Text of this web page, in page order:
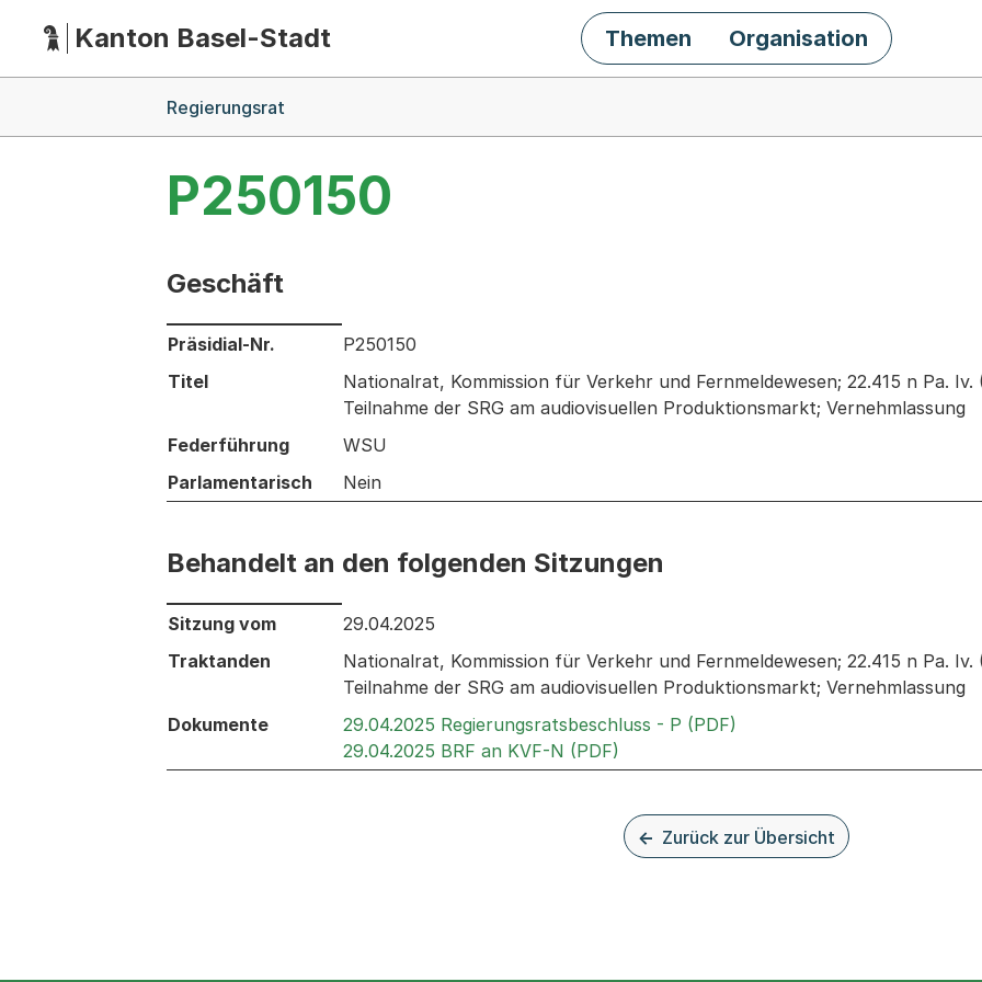
HauptnavigationKanton Basel-Stadt Themen Organisation
Regierungsrat
P250150
Geschäft
Informationen zum Ausgewählten Geschäft
Präsidial-Nr.
P250150
Titel
Nationalrat, Kommission für Verkehr und Fernmeldewesen; 22.415 n Pa.
Teilnahme der SRG am audiovisuellen Produktionsmarkt; Vernehmlassung
Federführung
WSU
Parlamentarisch
Nein
Behandelt an den folgenden Sitzungen
Behandelt an den folgenden Sitzungen: Informationen zu den Sitzungen zum Geschäft
Sitzung vom
29.04.2025
Traktanden
Nationalrat, Kommission für Verkehr und Fernmeldewesen; 22.415 n Pa.
Teilnahme der SRG am audiovisuellen Produktionsmarkt; Vernehmlassung
Dokumente
29.04.2025 Regierungsratsbeschluss - P (PDF)
29.04.2025 BRF an KVF-N (PDF)
Zurück zur Übersicht